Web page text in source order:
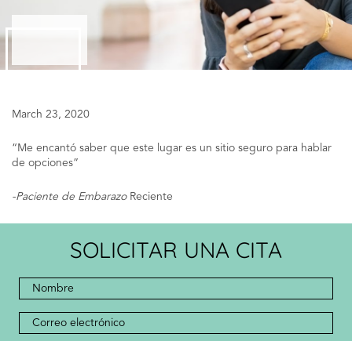
March 23, 2020
“Me encantó saber que este lugar es un sitio seguro para hablar
de opciones”
-Paciente de EmbarazoReciente
SOLICITAR UNA CITA
Nombre
completo
* *
Dirección
de